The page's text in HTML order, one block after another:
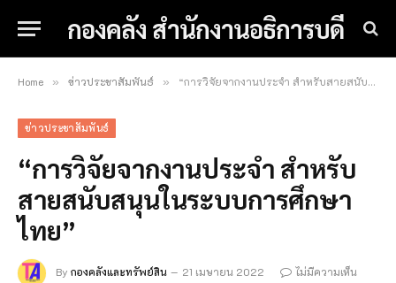
กองคลัง สำนักงานอธิการบดี
Home » ข่าวประชาสัมพันธ์ » “การวิจัยจากงานประจำ สำหรับสายสนับสนุนในระบบการศึกษาไทย” (Page 3)
ข่าวประชาสัมพันธ์
“การวิจัยจากงานประจำ สำหรับ
สายสนับสนุนในระบบการศึกษา
ไทย”
By กองคลังและทรัพย์สิน 21 เมษายน 2022
ไม่มีความเห็น